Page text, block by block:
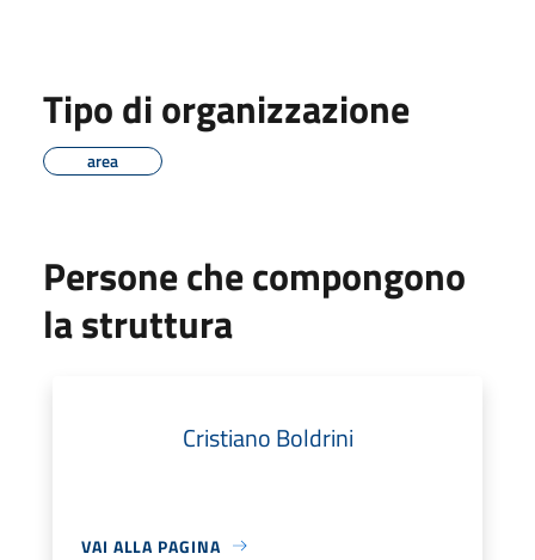
Tipo di organizzazione
area
Persone che compongono
la struttura
Cristiano Boldrini
VAI ALLA PAGINA